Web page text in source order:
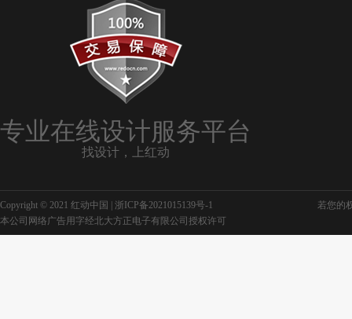
企业文化楼梯文化墙
红色企业文化展板
中式企业文化
专业在线设计服务平台
找设计，上红动
Copyright © 2021 红动中国 | 浙ICP备2021015139号-1
若您的
本公司网络广告用字经北大方正电子有限公司授权许可